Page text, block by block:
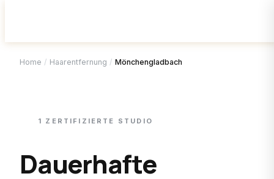
Home / Haarentfernung / Mönchengladbach
1 ZERTIFIZIERTE STUDIO
Dauerhafte